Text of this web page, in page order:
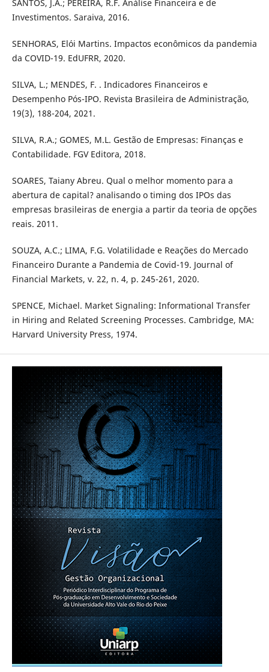
SANTOS, J.A.; PEREIRA, R.F. Análise Financeira e de
Investimentos. Saraiva, 2016.
SENHORAS, Elói Martins. Impactos econômicos da pandemia
da COVID-19. EdUFRR, 2020.
SILVA, L.; MENDES, F. . Indicadores Financeiros e
Desempenho Pós-IPO. Revista Brasileira de Administração,
19(3), 188-204, 2021.
SILVA, R.A.; GOMES, M.L. Gestão de Empresas: Finanças e
Contabilidade. FGV Editora, 2018.
SOARES, Taiany Abreu. Qual o melhor momento para a
abertura de capital? analisando o timing dos IPOs das
empresas brasileiras de energia a partir da teoria de opções
reais. 2011.
SOUZA, A.C.; LIMA, F.G. Volatilidade e Reações do Mercado
Financeiro Durante a Pandemia de Covid-19. Journal of
Financial Markets, v. 22, n. 4, p. 245-261, 2020.
SPENCE, Michael. Market Signaling: Informational Transfer
in Hiring and Related Screening Processes. Cambridge, MA:
Harvard University Press, 1974.